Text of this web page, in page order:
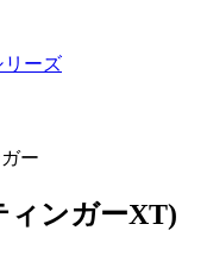
リーズ
ー
ィンガーXT)